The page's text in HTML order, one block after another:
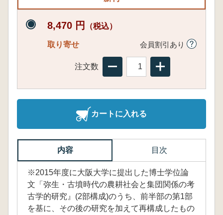
8,470 円 （税込）
取り寄せ 会員割引あり
注文数
カートに入れる
内容 目次
※2015年度に大阪大学に提出した博士学位論
文「弥生・古墳時代の農耕社会と集団関係の考
古学的研究』(2部構成)のうち、前半部の第1部
を基に、その後の研究を加えて再構成したもの